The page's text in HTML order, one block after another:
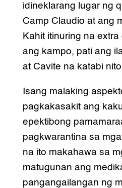
idineklarang lugar ng
Camp Claudio at ang
Kahit itinuring na
ang kampo, pati ang
at Cavite na katabi
Isang malaking
pagkakasakit ang
epektibong
pagkwarantina sa
na ito makahawa sa
matugunan ang
pangangailangan ng